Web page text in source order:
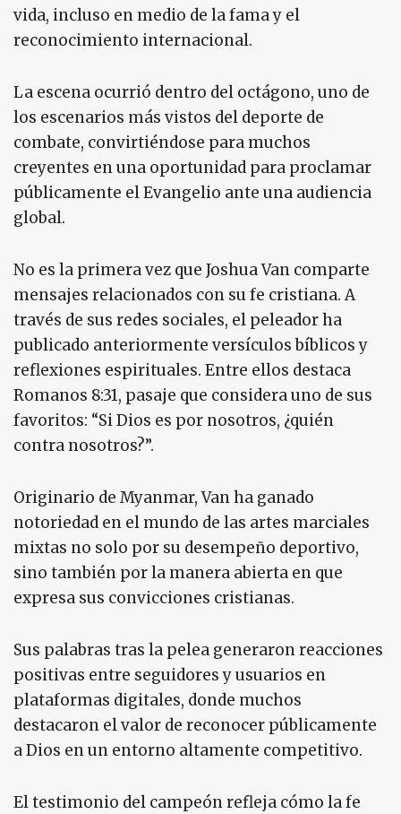
vida, incluso en medio de la fama y el
reconocimiento internacional.
La escena ocurrió dentro del octágono, uno de
los escenarios más vistos del deporte de
combate, convirtiéndose para muchos
creyentes en una oportunidad para proclamar
públicamente el Evangelio ante una audiencia
global.
No es la primera vez que Joshua Van comparte
mensajes relacionados con su fe cristiana. A
través de sus redes sociales, el peleador ha
publicado anteriormente versículos bíblicos y
reflexiones espirituales. Entre ellos destaca
Romanos 8:31, pasaje que considera uno de sus
favoritos: “Si Dios es por nosotros, ¿quién
contra nosotros?”.
Originario de Myanmar, Van ha ganado
notoriedad en el mundo de las artes marciales
mixtas no solo por su desempeño deportivo,
sino también por la manera abierta en que
expresa sus convicciones cristianas.
Sus palabras tras la pelea generaron reacciones
positivas entre seguidores y usuarios en
plataformas digitales, donde muchos
destacaron el valor de reconocer públicamente
a Dios en un entorno altamente competitivo.
El testimonio del campeón refleja cómo la fe